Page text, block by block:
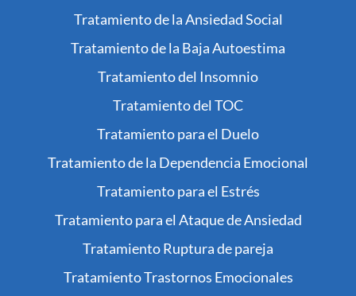
Tratamiento de la Ansiedad Social
Tratamiento de la Baja Autoestima
Tratamiento del Insomnio
Tratamiento del TOC
Tratamiento para el Duelo
Tratamiento de la Dependencia Emocional
Tratamiento para el Estrés
Tratamiento para el Ataque de Ansiedad
Tratamiento Ruptura de pareja
Tratamiento Trastornos Emocionales